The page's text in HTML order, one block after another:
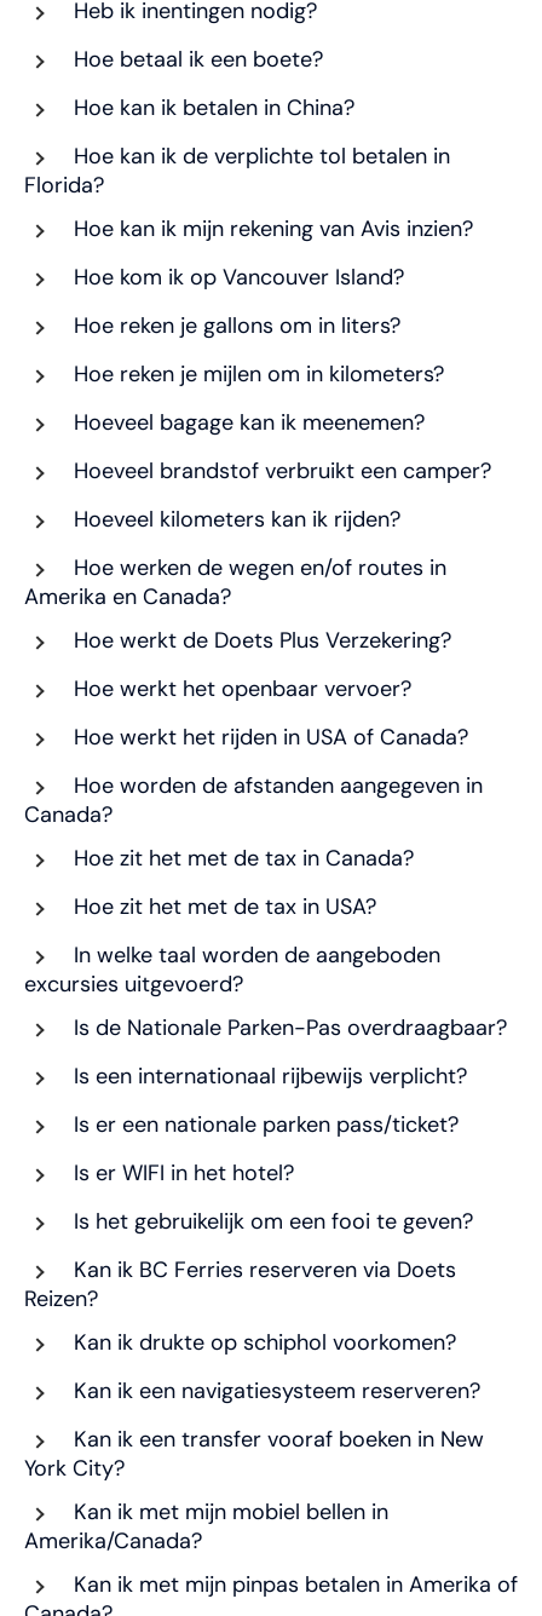
Heb ik inentingen nodig?
Hoe betaal ik een boete?
Hoe kan ik betalen in China?
Hoe kan ik de verplichte tol betalen in
Florida?
Hoe kan ik mijn rekening van Avis inzien?
Hoe kom ik op Vancouver Island?
Hoe reken je gallons om in liters?
Hoe reken je mijlen om in kilometers?
Hoeveel bagage kan ik meenemen?
Hoeveel brandstof verbruikt een camper?
Hoeveel kilometers kan ik rijden?
Hoe werken de wegen en/of routes in
Amerika en Canada?
Hoe werkt de Doets Plus Verzekering?
Hoe werkt het openbaar vervoer?
Hoe werkt het rijden in USA of Canada?
Hoe worden de afstanden aangegeven in
Canada?
Hoe zit het met de tax in Canada?
Hoe zit het met de tax in USA?
In welke taal worden de aangeboden
excursies uitgevoerd?
Is de Nationale Parken-Pas overdraagbaar?
Is een internationaal rijbewijs verplicht?
Is er een nationale parken pass/ticket?
Is er WIFI in het hotel?
Is het gebruikelijk om een fooi te geven?
Kan ik BC Ferries reserveren via Doets
Reizen?
Kan ik drukte op schiphol voorkomen?
Kan ik een navigatiesysteem reserveren?
Kan ik een transfer vooraf boeken in New
York City?
Kan ik met mijn mobiel bellen in
Amerika/Canada?
Kan ik met mijn pinpas betalen in Amerika of